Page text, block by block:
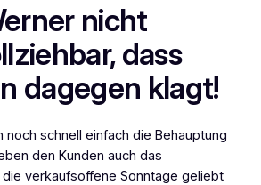
nicht
dass
dagegen klagt!
noch schnell einfach die Behauptung
den Kunden auch das
verkaufsoffene Sonntage geliebt